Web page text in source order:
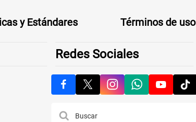
y Estándares Términos de uso
Redes Sociales